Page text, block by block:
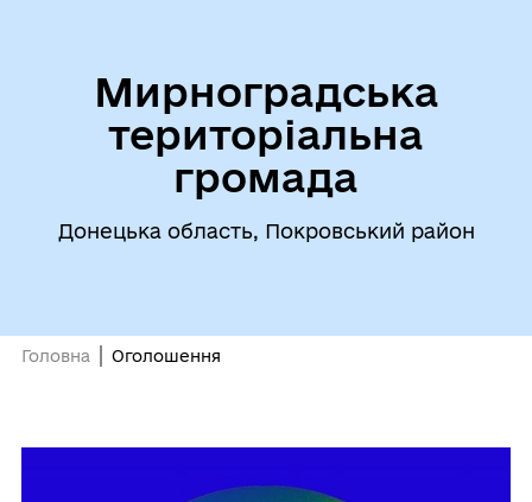
Мирноградська
територіальна
громада
Донецька область, Покровський район
Головна Оголошення